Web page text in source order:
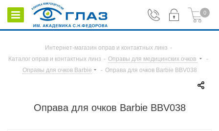
0
Интернет-магазин оправ и контактных линз -
Каталог оправ и контактных линз - Оправы для медицинских очков
-
Оправы для очков Barbie
- Оправа для очков Barbie BBV038
Оправа для очков Barbie BBV038